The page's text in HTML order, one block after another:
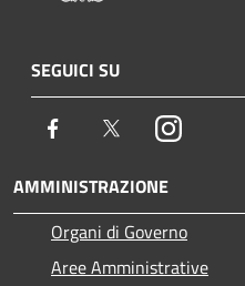
SEGUICI SU
Facebook TwitterInstagram
AMMINISTRAZIONE
Organi di Governo
Aree Amministrative